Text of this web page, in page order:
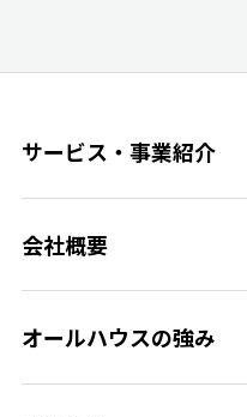
サービス・事業紹介
会社概要
オールハウスの強み